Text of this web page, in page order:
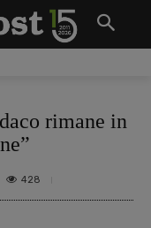
rimane in
428